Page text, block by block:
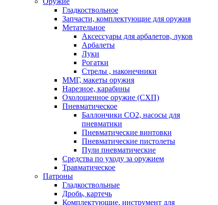
Гладкоствольное
Запчасти, комплектующие для оружия
Метательное
Аксессуары для арбалетов, луков
Арбалеты
Луки
Рогатки
Стрелы , наконечники
ММГ, макеты оружия
Нарезное, карабины
Охолощенное оружие (СХП)
Пневматическое
Баллончики СО2, насосы для
пневматики
Пневматические винтовки
Пневматические пистолеты
Пули пневматические
Средства по уходу за оружием
Травматическое
Патроны
Гладкоствольные
Дробь, картечь
Комплектующие, инструмент для